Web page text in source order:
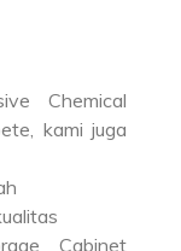
Chemical
kami juga
Cabinet